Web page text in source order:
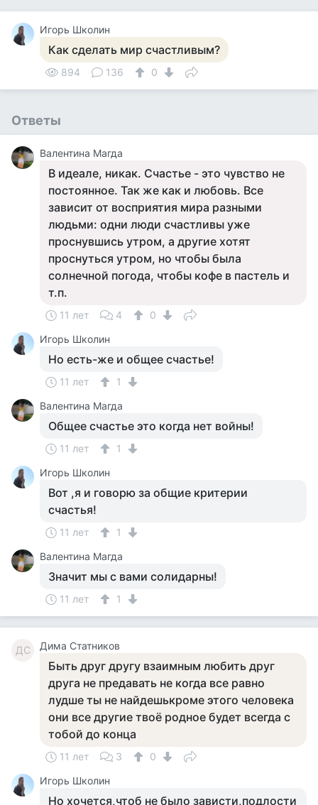
Игорь Школин
Как сделать мир счастливым?
894 136 0
Ответы
Валентина Магда
В идеале, никак. Счастье - это чувство не
постоянное. Так же как и любовь. Все
зависит от восприятия мира разными
людьми: одни люди счастливы уже
проснувшись утром, а другие хотят
проснуться утром, но чтобы была
солнечной погода, чтобы кофе в пастель и
т.п.
11 лет 4
0
Игорь Школин
Но есть-же и общее счастье!
11 лет
1
Валентина Магда
Общее счастье это когда нет войны!
11 лет
1
Игорь Школин
Вот ,я и говорю за общие критерии
счастья!
11 лет
1
Валентина Магда
Значит мы с вами солидарны!
11 лет 1
ДС Дима Статников
Быть друг другу взаимным любить друг
друга не предавать не когда все равно
лудше ты не найдешькроме этого человека
они все другие твоё родное будет всегда с
тобой до конца
11 лет 3
0
Игорь Школин
Но хочется,чтоб не было зависти,подлости